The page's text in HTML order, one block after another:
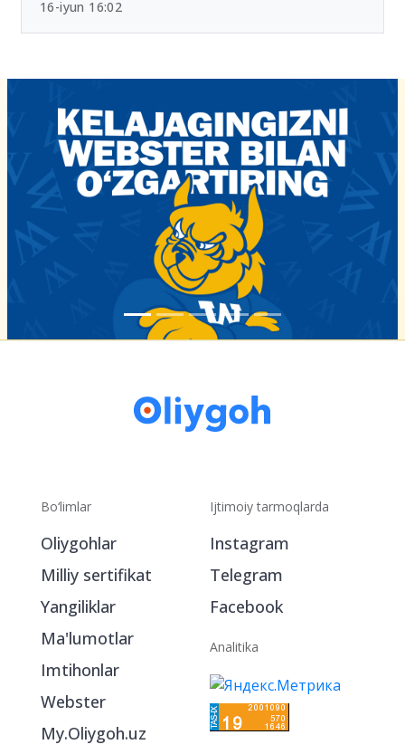
Chet tili sertifikatlari bo‘yicha yangi tartib
tasdiqlandi
Bo‘limlar
Oliygohlar
Milliy sertifikat
Yangiliklar
Ma'lumotlar
Imtihonlar
Ijtimoiy tarmoqlarda
Instagram
Telegram
Analitika